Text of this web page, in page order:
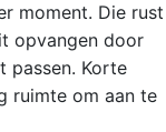
moment. Die rust
opvangen door
passen. Korte
ruimte om aan te